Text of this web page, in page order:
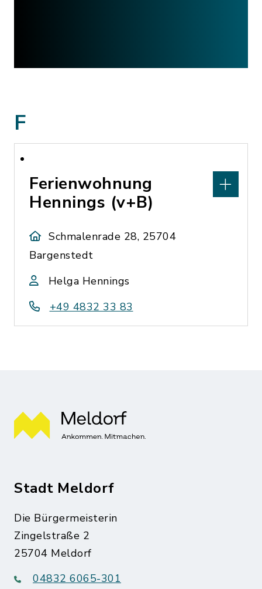
F
Ferienwohnung
Hennings (v+B)
Schmalenrade 28, 25704
Bargenstedt
Helga Hennings
+49 4832 33 83
Stadt Meldorf
Die Bürgermeisterin
Zingelstraße 2
25704 Meldorf
04832 6065-301